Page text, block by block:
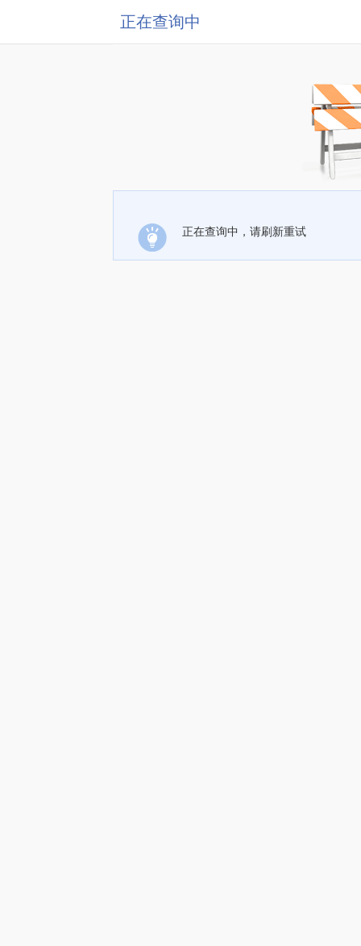
正在查询中
正在查询中，请刷新重试